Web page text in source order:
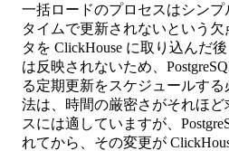
一括ロードのプロセスはシン
タイムで更新されないという
タを ClickHouse に取り込んだ
は反映されないため、
る定期更新をスケジュールす
法は、時間の厳密さがそれほ
スには適していますが、
れてから、その変更が